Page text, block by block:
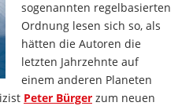
sogenannten regelbasierten
Ordnung lesen sich so, als
hätten die Autoren die
letzten Jahrzehnte auf
einem anderen Planeten
Peter Bürger zum neuen